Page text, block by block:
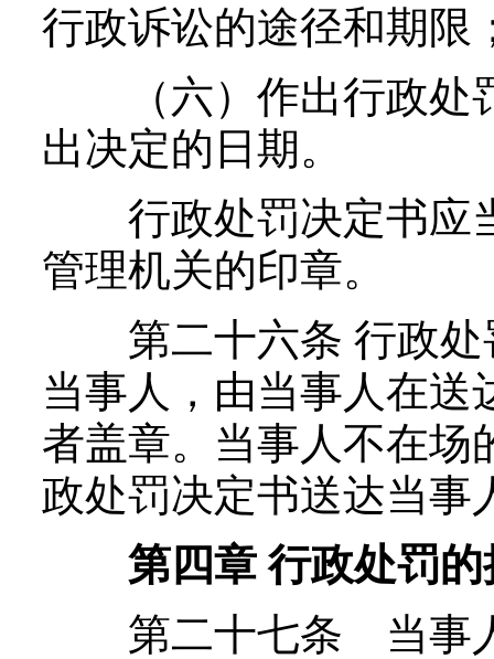
行政诉讼的途径和期限
（六）作出行政处
出决定的日期。
行政处罚决定书应
管理机关的印章。
第二十六条 行政处
当事人，由当事人在送
者盖章。当事人不在场
政处罚决定书送达当事
第四章 行政处罚的
第二十七条 当事人